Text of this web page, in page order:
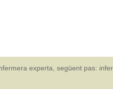
experta, següent pas: